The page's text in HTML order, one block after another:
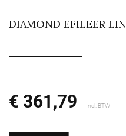
DIAMOND EFILEER
€ 361,79 Incl. BTW